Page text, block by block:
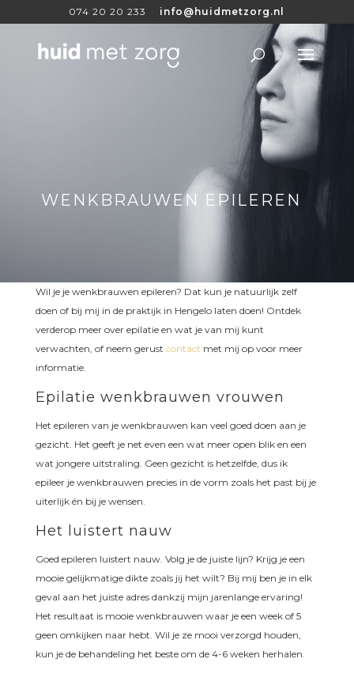
074 20 20 233 info@huidmetzorg.nl
WENKBRAUWEN EPILEREN
Wil je je wenkbrauwen epileren? Dat kun je natuurlijk zelf
doen of bij mij in de praktijk in Hengelo laten doen! Ontdek
verderop meer over epilatie en wat je van mij kunt
verwachten, of neem gerust contact met mij op voor meer
informatie.
Epilatie wenkbrauwen vrouwen
Het epileren van je wenkbrauwen kan veel goed doen aan je
gezicht. Het geeft je net even een wat meer open blik en een
wat jongere uitstraling. Geen gezicht is hetzelfde, dus ik
epileer je wenkbrauwen precies in de vorm zoals het past bij je
uiterlijk én bij je wensen.
Het luistert nauw
Goed epileren luistert nauw. Volg je de juiste lijn? Krijg je een
mooie gelijkmatige dikte zoals jij het wilt? Bij mij ben je in elk
geval aan het juiste adres dankzij mijn jarenlange ervaring!
Het resultaat is mooie wenkbrauwen waar je een week of 5
geen omkijken naar hebt. Wil je ze mooi verzorgd houden,
kun je de behandeling het beste om de 4-6 weken herhalen.